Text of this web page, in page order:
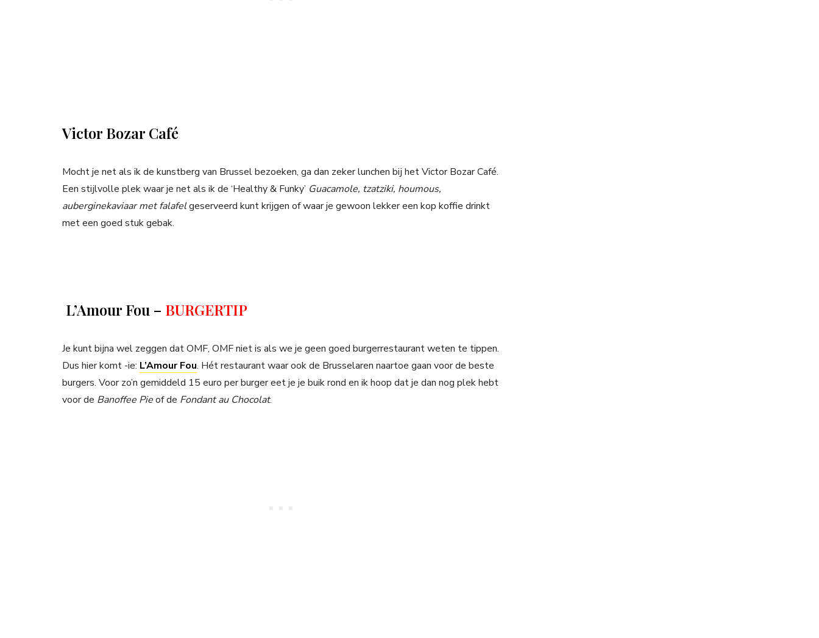
Victor Bozar Café
Mocht je net als ik de kunstberg van Brussel bezoeken, ga dan zeker lunchen bij het Victor Bozar Café.
Een stijlvolle plek waar je net als ik de ‘Healthy & Funky’ Guacamole, tzatziki, houmous,
auberginekaviaar met falafelgeserveerd kunt krijgen of waar je gewoon lekker een kop koffie drinkt
met een goed stuk gebak.
L’Amour Fou – BURGERTIP
Je kunt bijna wel zeggen dat OMF, OMF niet is als we je geen goed burgerrestaurant weten te tippen.
Dus hier komt -ie: L’Amour Fou. Hét restaurant waar ook de Brusselaren naartoe gaan voor de beste
burgers. Voor zo’n gemiddeld 15 euro per burger eet je je buik rond en ik hoop dat je dan nog plek hebt
voor de Banoffee Pieof de Fondant au Chocolat.